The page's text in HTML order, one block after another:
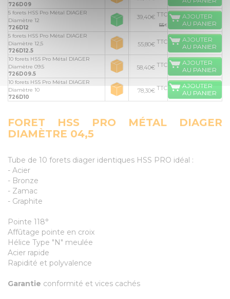
726D09
5 forets HSS Pro Métal DIAGER
Diamètre 12
726D12
39,40€ TTC
55€
AJOUTER
AU PANIER
5 forets HSS Pro Métal DIAGER
Diamètre 12,5
726D12.5
55,80€ TTC
AJOUTER
AU PANIER
10 forets HSS Pro Métal DIAGER
Diamètre 09.5
726D09.5
58,40€ TTC
AJOUTER
AU PANIER
10 forets HSS Pro Métal DIAGER
Diamètre 10
726D10
78,30€ TTC
AJOUTER
AU PANIER
FORET HSS PRO MÉTAL DIAGER
DIAMÈTRE 04,5
Tube de 10 forets diager identiques HSS PRO idéal :
- Acier
- Bronze
- Zamac
- Graphite
Pointe 118°
Affûtage pointe en croix
Hélice Type "N" meulée
Acier rapide
Rapidité et polyvalence
Garantie conformité et vices cachés